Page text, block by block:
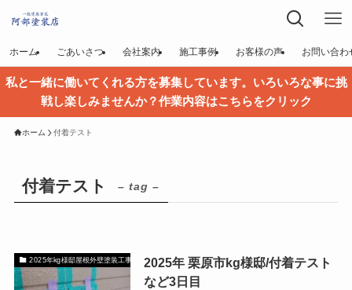
ホーム ごあいさつ 会社案内 施工事例 お客様の声 お問い合わ
私と一緒に働いてくれる方を募集しています。いろいろな事に挑
戦し楽しみませんか？作業内容はこちらをクリック
ホーム 付着テスト
付着テスト – tag –
2025年kg様邸屋根外壁塗装工事
2025年 栗原市kg様邸/付着テスト
など3日目